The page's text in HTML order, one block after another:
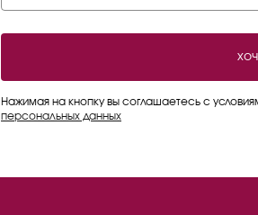
Нажимая на кнопку вы соглашаетесь с
персональных данных